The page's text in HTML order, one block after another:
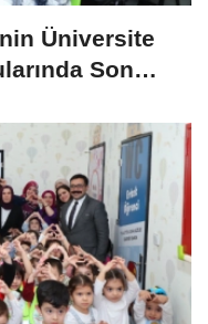
Üniversite
Son